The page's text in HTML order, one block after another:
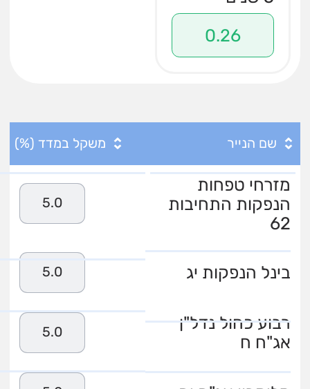
0.26
שם הנייר משקל במדד (%)
מזרחי טפחות
הנפקות התחיבות
62
5.0
בינל הנפקות יג 5.0
רבוע כחול נדל"ן
אג"ח ח
5.0